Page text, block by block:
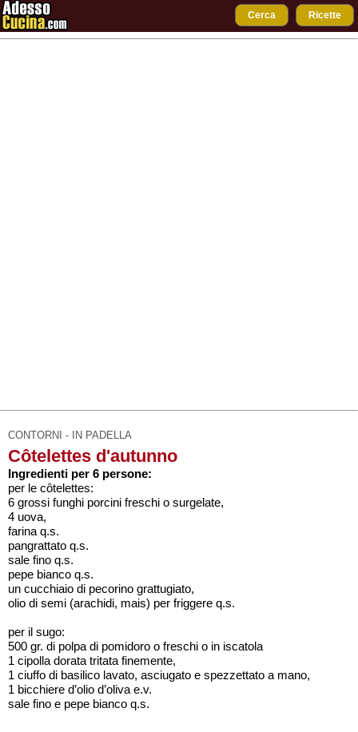
Cerca Ricette
CONTORNI - IN PADELLA
Côtelettes d'autunno
Ingredienti per 6 persone:
per le côtelettes:
6 grossi funghi porcini freschi o surgelate,
4 uova,
farina q.s.
pangrattato q.s.
sale fino q.s.
pepe bianco q.s.
un cucchiaio di pecorino grattugiato,
olio di semi (arachidi, mais) per friggere q.s.
per il sugo:
500 gr. di polpa di pomidoro o freschi o in iscatola
1 cipolla dorata tritata finemente,
1 ciuffo di basilico lavato, asciugato e spezzettato a mano,
1 bicchiere d’olio d’oliva e.v.
sale fino e pepe bianco q.s.